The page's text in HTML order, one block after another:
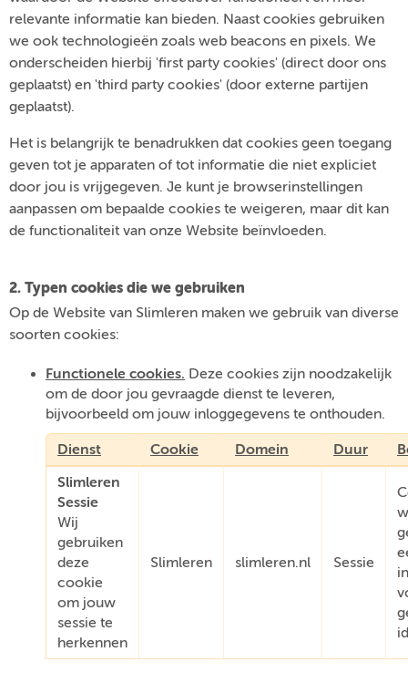
relevante informatie kan bieden. Naast cookies gebruiken
we ook technologieën zoals web beacons en pixels. We
onderscheiden hierbij 'first party cookies' (direct door ons
geplaatst) en 'third party cookies' (door externe partijen
geplaatst).
Het is belangrijk te benadrukken dat cookies geen toegang
geven tot je apparaten of tot informatie die niet expliciet
door jou is vrijgegeven. Je kunt je browserinstellingen
aanpassen om bepaalde cookies te weigeren, maar dit kan
de functionaliteit van onze Website beïnvloeden.
2. Typen cookies die we gebruiken
Op de Website van Slimleren maken we gebruik van diverse
soorten cookies:
Functionele cookies. Deze cookies zijn noodzakelijk
om de door jou gevraagde dienst te leveren,
bijvoorbeeld om jouw inloggegevens te onthouden.
Dienst Cookie Domein Duur
Slimleren
Sessie
Wij
gebruiken
deze
cookie
om jouw
sessie te
herkennen
Slimleren slimleren.nl Sessie